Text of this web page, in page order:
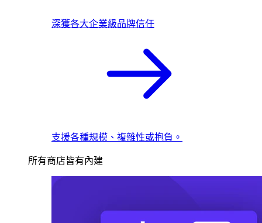
深獲各大企業級品牌信任
支援各種規模、複雜性或抱負。
所有商店皆有內建